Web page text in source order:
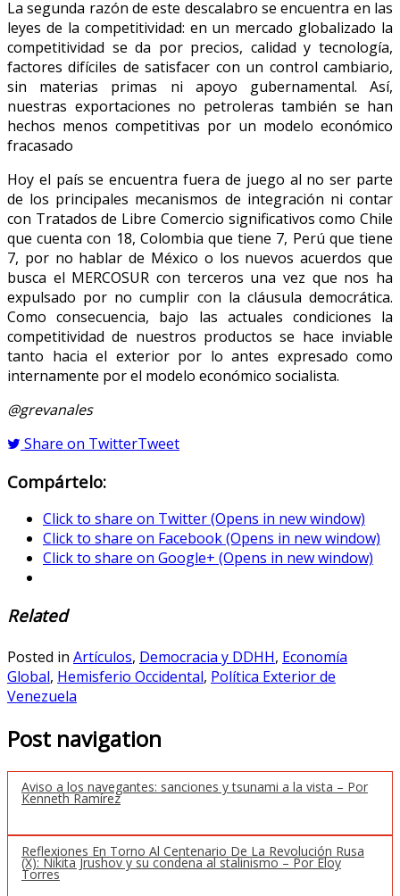
La segunda razón de este descalabro se encuentra en las
leyes de la competitividad: en un mercado globalizado la
competitividad se da por precios, calidad y tecnología,
factores difíciles de satisfacer con un control cambiario,
sin materias primas ni apoyo gubernamental. Así,
nuestras exportaciones no petroleras también se han
hechos menos competitivas por un modelo económico
fracasado
Hoy el país se encuentra fuera de juego al no ser parte
de los principales mecanismos de integración ni contar
con Tratados de Libre Comercio significativos como Chile
que cuenta con 18, Colombia que tiene 7, Perú que tiene
7, por no hablar de México o los nuevos acuerdos que
busca el MERCOSUR con terceros una vez que nos ha
expulsado por no cumplir con la cláusula democrática.
Como consecuencia, bajo las actuales condiciones la
competitividad de nuestros productos se hace inviable
tanto hacia el exterior por lo antes expresado como
internamente por el modelo económico socialista.
@grevanales
Share on TwitterTweet
Compártelo:
Click to share on Twitter (Opens in new window)
Click to share on Facebook (Opens in new window)
Click to share on Google+ (Opens in new window)
Related
Posted in Artículos, Democracia y DDHH, Economía
Global, Hemisferio Occidental, Política Exterior de
Venezuela
Post navigation
Aviso a los navegantes: sanciones y tsunami a la vista – Por
Kenneth Ramírez
Reflexiones En Torno Al Centenario De La Revolución Rusa
(X): Nikita Jrushov y su condena al stalinismo – Por Eloy
Torres